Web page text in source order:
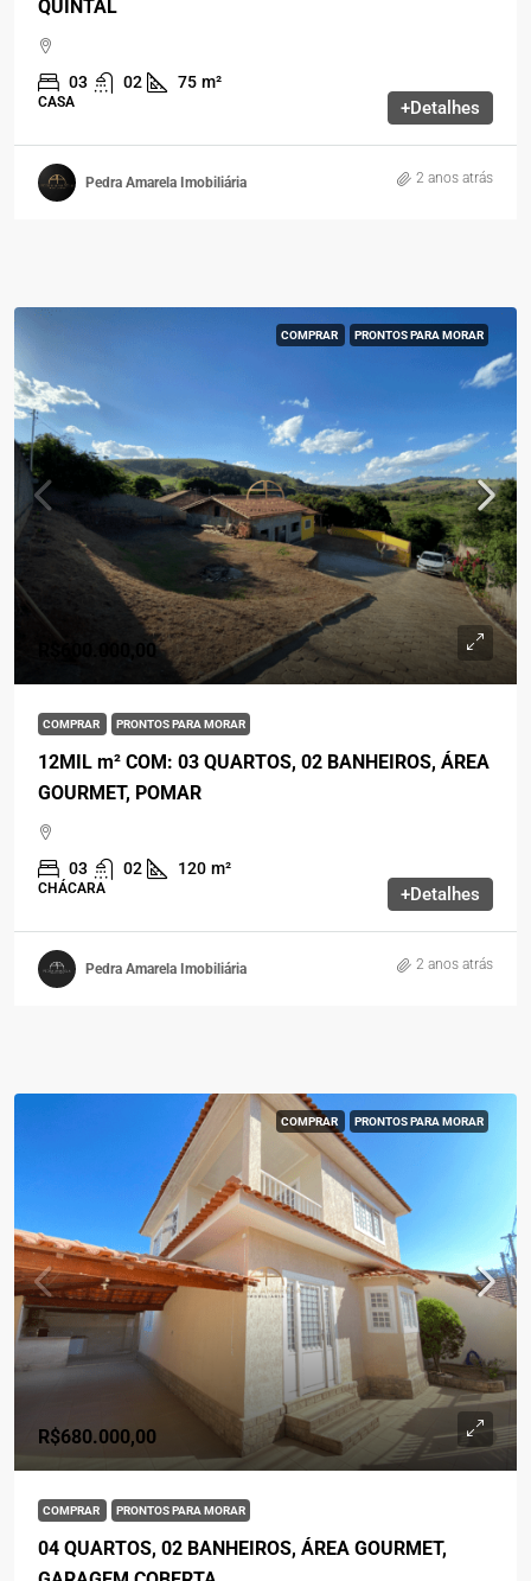
QUINTAL
03 02 75 m²
CASA +Detalhes
Pedra Amarela Imobiliária 2 anos atrás
COMPRAR PRONTOS PARA MORAR
R$600.000,00
COMPRAR PRONTOS PARA MORAR
12MIL m² COM: 03 QUARTOS, 02 BANHEIROS, ÁREA
GOURMET, POMAR
03 02 120 m²
CHÁCARA +Detalhes
Pedra Amarela Imobiliária 2 anos atrás
COMPRAR PRONTOS PARA MORAR
R$680.000,00
COMPRAR PRONTOS PARA MORAR
04 QUARTOS, 02 BANHEIROS, ÁREA GOURMET,